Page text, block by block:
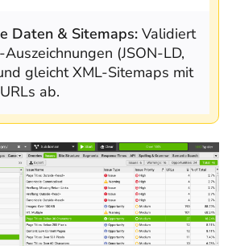
Daten & Sitemaps: Validiert
(JSON-LD,
gleicht XML-Sitemaps mit
ab.